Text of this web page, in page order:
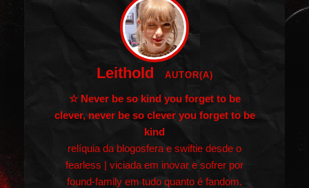
Leithold AUTOR(A)
☆ Never be so kind you forget to be
clever, never be so clever you forget to be
kind
relíquia da blogosfera e swiftie desde o
fearless | viciada em inovar e sofrer por
found-family em tudo quanto é fandom.